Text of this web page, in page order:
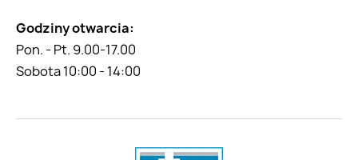
Godziny otwarcia:
Pon. - Pt. 9.00-17.00
Sobota 10:00 - 14:00